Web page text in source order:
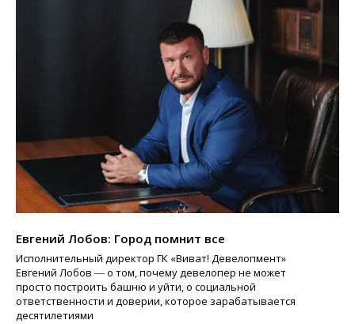
Евгений Лобов: Город помнит все
Исполнительный директор ГК «Виват! Девелопмент»
Евгений Лобов ― о том, почему девелопер не может
просто построить башню и уйти, о социальной
ответственности и доверии, которое зарабатывается
десятилетиями